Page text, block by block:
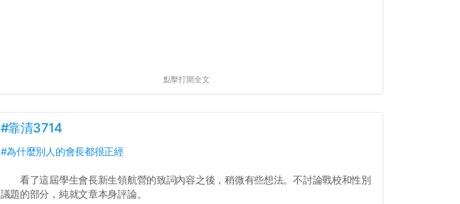
點擊打開全文
#靠清3714
#為什麼別人的會長都很正經
看了這屆學生會長新生領航營的致詞內容之後，稍微有些想法。不討論戰校和性別
議題的部分，純就文章本身評論。